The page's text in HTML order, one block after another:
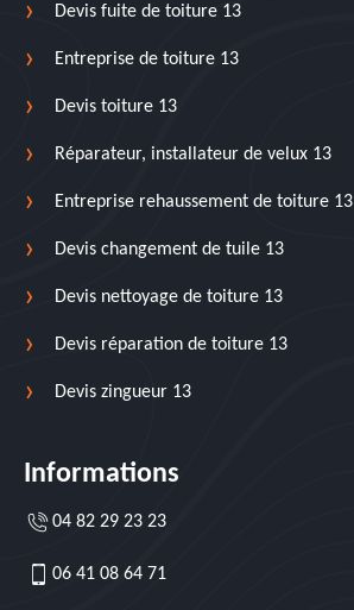
Devis fuite de toiture 13
Entreprise de toiture 13
Devis toiture 13
Réparateur, installateur de velux 13
Entreprise rehaussement de toiture 13
Devis changement de tuile 13
Devis nettoyage de toiture 13
Devis réparation de toiture 13
Devis zingueur 13
Informations
04 82 29 23 23
06 41 08 64 71